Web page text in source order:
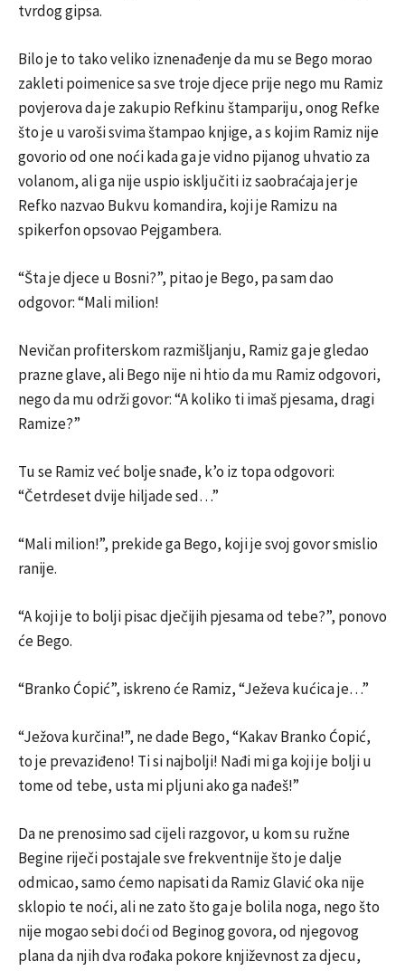
tvrdog gipsa.
Bilo je to tako veliko iznenađenje da mu se Bego morao
zakleti poimenice sa sve troje djece prije nego mu Ramiz
povjerova da je zakupio Refkinu štampariju, onog Refke
što je u varoši svima štampao knjige, a s kojim Ramiz nije
govorio od one noći kada ga je vidno pijanog uhvatio za
volanom, ali ga nije uspio isključiti iz saobraćaja jer je
Refko nazvao Bukvu komandira, koji je Ramizu na
spikerfon opsovao Pejgambera.
“Šta je djece u Bosni?”, pitao je Bego, pa sam dao
odgovor: “Mali milion!
Nevičan profiterskom razmišljanju, Ramiz ga je gledao
prazne glave, ali Bego nije ni htio da mu Ramiz odgovori,
nego da mu održi govor: “A koliko ti imaš pjesama, dragi
Ramize?”
Tu se Ramiz već bolje snađe, k’o iz topa odgovori:
“Četrdeset dvije hiljade sed…”
“Mali milion!”, prekide ga Bego, koji je svoj govor smislio
ranije.
“A koji je to bolji pisac dječijih pjesama od tebe?”, ponovo
će Bego.
“Branko Ćopić”, iskreno će Ramiz, “Ježeva kućica je…”
“Ježova kurčina!”, ne dade Bego, “Kakav Branko Ćopić,
to je prevaziđeno! Ti si najbolji! Nađi mi ga koji je bolji u
tome od tebe, usta mi pljuni ako ga nađeš!”
Da ne prenosimo sad cijeli razgovor, u kom su ružne
Begine riječi postajale sve frekventnije što je dalje
odmicao, samo ćemo napisati da Ramiz Glavić oka nije
sklopio te noći, ali ne zato što ga je bolila noga, nego što
nije mogao sebi doći od Beginog govora, od njegovog
plana da njih dva rođaka pokore književnost za djecu,